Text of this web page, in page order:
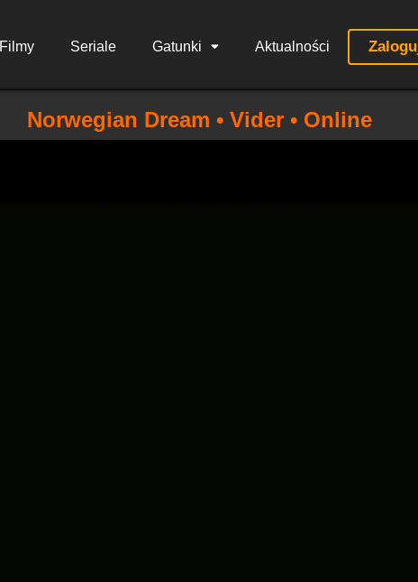
Filmy Seriale Gatunki Aktualności
Norwegian Dream • Vider • Online